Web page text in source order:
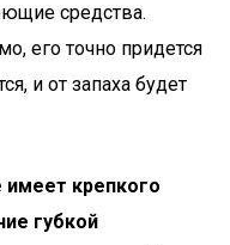
средства.
его точно придется
и от запаха будет
крепкого
губкой